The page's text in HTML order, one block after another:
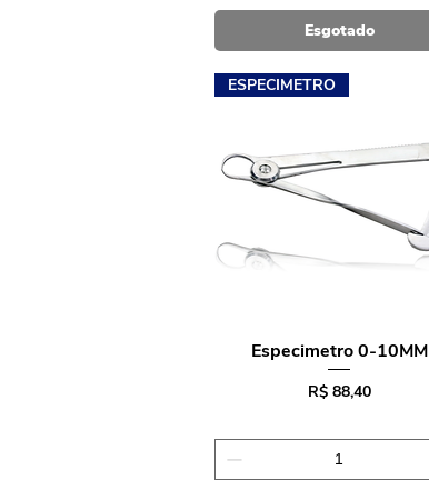
Esgotado
Visualização rápida
ESPECIMETRO
Especimetro 0-10MM
Preço
R$ 88,40